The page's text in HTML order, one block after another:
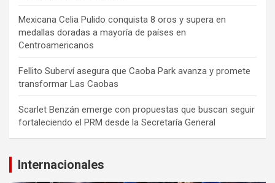
Mexicana Celia Pulido conquista 8 oros y supera en
medallas doradas a mayoría de países en
Centroamericanos
Fellito Suberví asegura que Caoba Park avanza y promete
transformar Las Caobas
Scarlet Benzán emerge con propuestas que buscan seguir
fortaleciendo el PRM desde la Secretaría General
Internacionales